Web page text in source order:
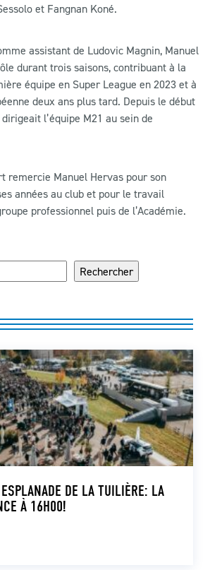
et Fangnan Koné.
assistant de Ludovic Magnin, Manuel
durant trois saisons, contribuant à la
équipe en Super League en 2023 et à
deux ans plus tard. Depuis le début
l’équipe M21 au sein de
remercie Manuel Hervas pour son
années au club et pour le travail
professionnel puis de l’Académie.
Rechercher
DE LA TUILIÈRE: LA
À 16H00!